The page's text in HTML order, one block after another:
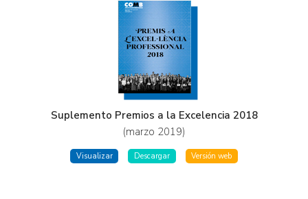
Suplemento Premios a la Excelencia 2018
(marzo 2019)
Visualizar Descargar Versión web